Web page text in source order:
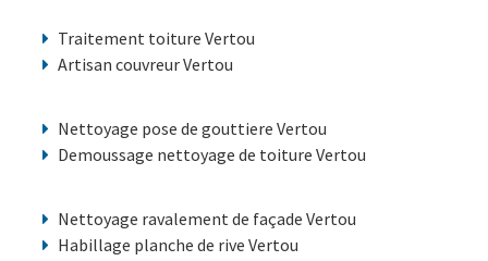
Traitement toiture Vertou
Artisan couvreur Vertou
Nettoyage pose de gouttiere Vertou
Demoussage nettoyage de toiture Vertou
Nettoyage ravalement de façade Vertou
Habillage planche de rive Vertou